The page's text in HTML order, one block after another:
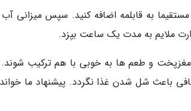
به قابلمه اضافه کنید. سپس میزانی آب
ملایم به مدت یک ساعت بپزد.
و طعم ها به خوبی با هم ترکیب شوند.
باعث شل شدن غذا نگردد. پیشنهاد ما